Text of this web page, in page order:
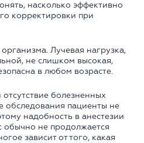
насколько эффективно
корректировки при
Лучевая нагрузка,
не слишком высокая,
в любом возрасте.
болезненных
обследования пациенты не
надобность в анестезии
обычно не продолжается
зависит от того, какая